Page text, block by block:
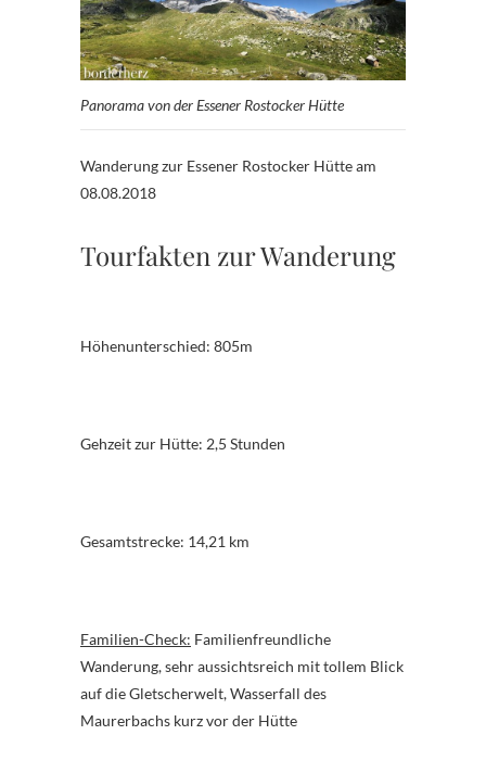
Panorama von der Essener Rostocker Hütte
Wanderung zur Essener Rostocker Hütte am
08.08.2018
Tourfakten zur Wanderung
Höhenunterschied: 805m
Gehzeit zur Hütte: 2,5 Stunden
Gesamtstrecke: 14,21 km
Familien-Check: Familienfreundliche
Wanderung, sehr aussichtsreich mit tollem Blick
auf die Gletscherwelt, Wasserfall des
Maurerbachs kurz vor der Hütte